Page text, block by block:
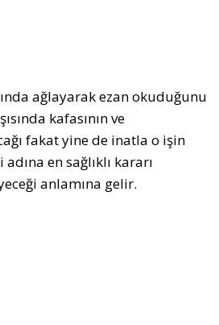
ağlayarak ezan okuduğunu
kafasının ve
fakat yine de inatla o işin
en sağlıklı kararı
anlamına gelir.